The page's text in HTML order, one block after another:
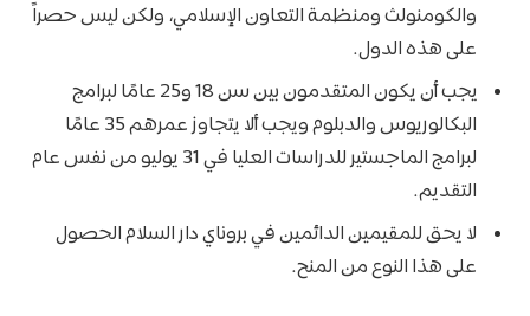
والكومنولث ومنظمة التعاون الإسلامي، ولكن ليس حصراً
على هذه الدول.
يجب أن يكون المتقدمون بين سن 18 و25 عامًا لبرامج
البكالوريوس والدبلوم ويجب ألا يتجاوز عمرهم 35 عامًا
لبرامج الماجستير للدراسات العليا في 31 يوليو من نفس عام
التقديم.
لا يحق للمقيمين الدائمين في بروناي دار السلام الحصول
على هذا النوع من المنح.